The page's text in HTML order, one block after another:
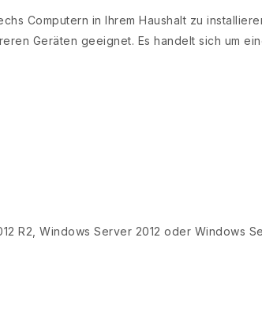
Computern in Ihrem Haushalt zu
Geräten geeignet. Es handelt sich um
R2, Windows Server 2012 oder Windows